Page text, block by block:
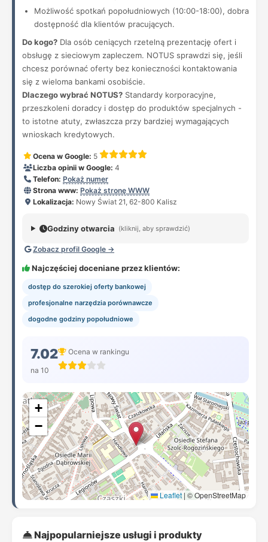
Możliwość spotkań popołudniowych (10:00-18:00), dobra
dostępność dla klientów pracujących.
Do kogo? Dla osób ceniących rzetelną prezentację ofert i
obsługę z sieciowym zapleczem. NOTUS sprawdzi się, jeśli
chcesz porównać oferty bez konieczności kontaktowania
się z wieloma bankami osobiście.
Dlaczego wybrać NOTUS? Standardy korporacyjne,
przeszkoleni doradcy i dostęp do produktów specjalnych -
to istotne atuty, zwłaszcza przy bardziej wymagających
wnioskach kredytowych.
Ocena w Google: 5
Liczba opinii w Google: 4
Telefon: Pokaż numer
Strona www: Pokaż stronę WWW
Lokalizacja: Nowy Świat 21, 62-800 Kalisz
Godziny otwarcia (kliknij, aby sprawdzić)
Zobacz profil Google →
Najczęściej doceniane przez klientów:
dostęp do szerokiej oferty bankowej
profesjonalne narzędzia porównawcze
dogodne godziny popołudniowe
7.02
na 10
Ocena w rankingu
+
−
Leaflet | © OpenStreetMap
Najpopularniejsze usługi i produkty